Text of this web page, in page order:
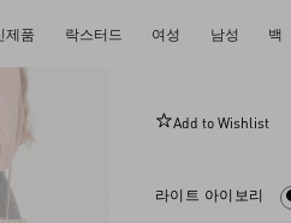
제품 락스터드 여성 남성 백
스몰 사이즈
Add to Wishlist
라이트 아이보리